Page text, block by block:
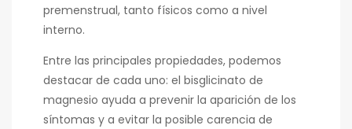
premenstrual, tanto físicos como a nivel
interno.
Entre las principales propiedades, podemos
destacar de cada uno: el bisglicinato de
magnesio ayuda a prevenir la aparición de los
síntomas y a evitar la posible carencia de